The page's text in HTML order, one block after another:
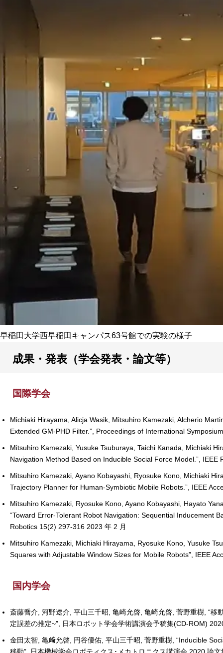
早稲田大学西早稲田キャンパス63号館での実験の様子
成果・発表（学会発表・論文等）
国際学会
Michiaki Hirayama, Alicja Wasik, Mitsuhiro Kamezaki, Alcherio
Extended GM-PHD Filter.”, Proceedings of International
Mitsuhiro Kamezaki, Yusuke Tsuburaya, Taichi Kanada, Michiaki
Navigation Method Based on Inducible Social Force Model.”,
Mitsuhiro Kamezaki, Ayano Kobayashi, Ryosuke Kono, Michiaki
Trajectory Planner for Human-Symbiotic Mobile Robots.”, IEEE
Mitsuhiro Kamezaki, Ryosuke Kono, Ayano Kobayashi, Hayato
“Toward Error-Tolerant Robot Navigation: Sequential Inducement
Robotics 15(2) 297-316 2023 年 2 月
Mitsuhiro Kamezaki, Michiaki Hirayama, Ryosuke Kono, Yusuke
Squares with Adjustable Window Sizes for Mobile Robots”, IEEE
国内学会
斎藤喬介, 河野遼介, 平山三千昭, 亀崎允啓, 亀崎允啓, 菅野重樹, “
定誤差の推定~”, 日本ロボット学会学術講演会予稿集(CD-ROM)
金田太智, 亀﨑允啓, 円谷優佑, 平山三千昭, 菅野重樹, “Inducible